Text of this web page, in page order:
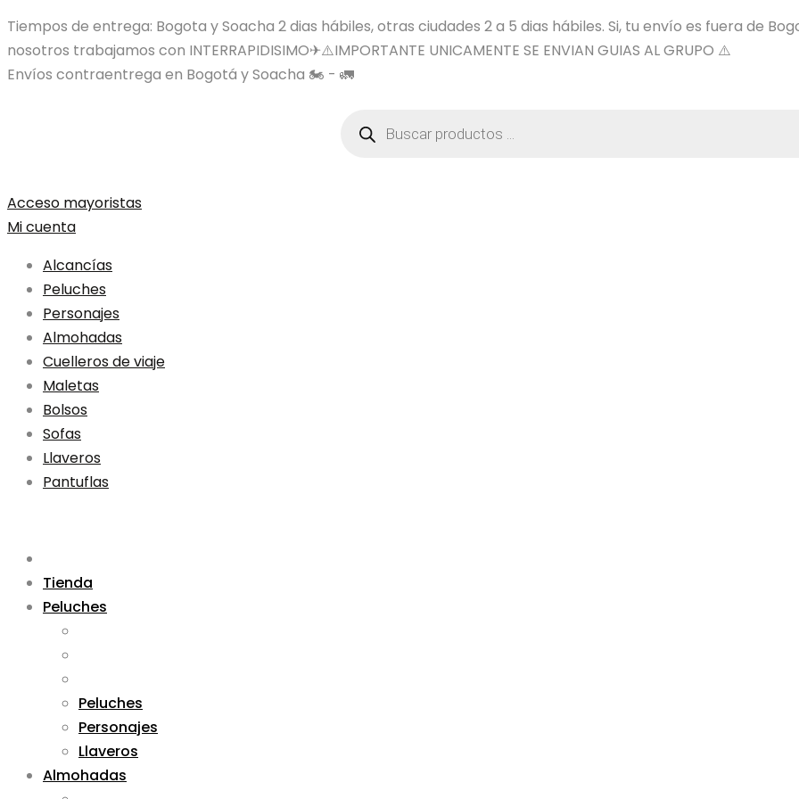
Tiempos de entrega: Bogota y Soacha 2 dias hábiles, otras ciudades 2 a 5 dias hábiles. Si, tu envío es fuera de
nosotros trabajamos con INTERRAPIDISIMO✈⚠️IMPORTANTE UNICAMENTE SE ENVIAN GUIAS AL GRUPO ⚠️
Envíos contraentrega en Bogotá y Soacha 🏍️ - 🚛
productos
Acceso mayoristas
Mi cuenta
Alcancías
Peluches
Personajes
Almohadas
Cuelleros de viaje
Maletas
Bolsos
Sofas
Llaveros
Pantuflas
Tienda
Peluches
Peluches
Personajes
Llaveros
Almohadas